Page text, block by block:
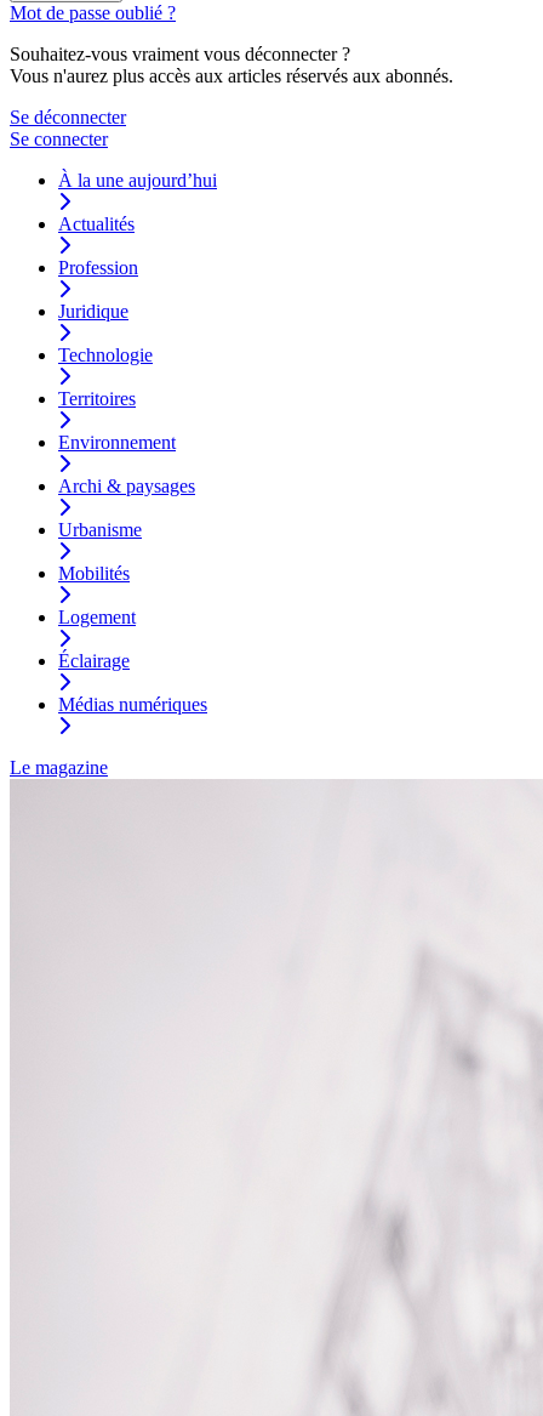
Mot de passe oublié ?
Souhaitez-vous vraiment vous déconnecter ?
Vous n'aurez plus accès aux articles réservés aux abonnés.
Se déconnecter
Se connecter
À la une aujourd’hui
Actualités
Profession
Juridique
Technologie
Territoires
Environnement
Archi & paysages
Urbanisme
Mobilités
Logement
Éclairage
Médias numériques
Le magazine